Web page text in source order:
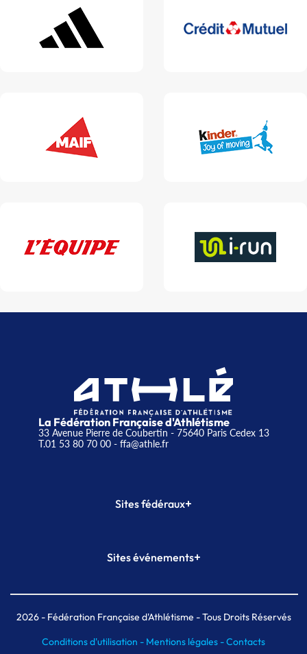
La Fédération Française d'Athlétisme
33 Avenue Pierre de Coubertin - 75640 Paris Cedex 13
T.01 53 80 70 00- ffa@athle.fr
Sites fédéraux+
Plateforme Formation
Sites événements+
Meeting de Paris indoor
MAIF Ekiden de Paris
2026- Fédération Française d'Athlétisme - Tous Droits Réservés
Conditions d'utilisation - Mentions légales -Contacts